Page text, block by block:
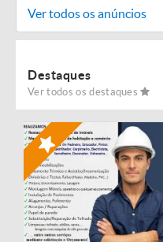
Ver todos os anúncios
Destaques
Ver todos os destaques